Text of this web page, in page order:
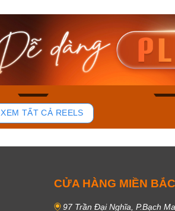
44
Casio Nam MTS-
RS100L-1AVDF
4.276.000₫
3.634.600₫
Casio
230EL-
Mua
XEM TẤT CẢ REELS
CỬA HÀNG MIỀN BẮC
97 Trần Đại Nghĩa, P.Bạch